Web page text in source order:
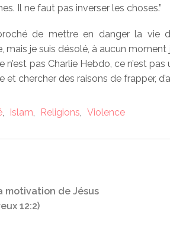
Il ne faut pas inverser les choses.”
de mettre en danger la vie
mais je suis désolé, à aucun
n’est pas Charlie Hebdo, ce n’est
chercher des raisons de frapper,
, Islam, Religions, Violence
motivation de Jésus
12:2)